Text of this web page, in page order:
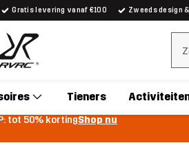
Gratis levering vanaf €100 Zweeds design
Tieners
tot 50% kortingShop nu